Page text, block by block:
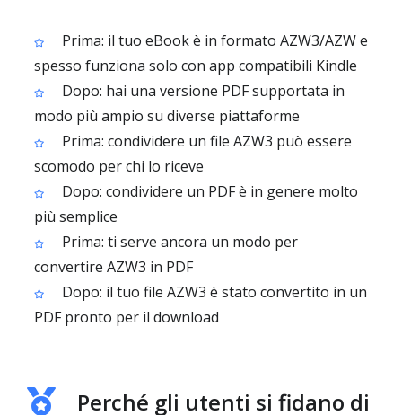
Prima: il tuo eBook è in formato AZW3/AZW e
spesso funziona solo con app compatibili Kindle
Dopo: hai una versione PDF supportata in
modo più ampio su diverse piattaforme
Prima: condividere un file AZW3 può essere
scomodo per chi lo riceve
Dopo: condividere un PDF è in genere molto
più semplice
Prima: ti serve ancora un modo per
convertire AZW3 in PDF
Dopo: il tuo file AZW3 è stato convertito in un
PDF pronto per il download
Perché gli utenti si fidano di